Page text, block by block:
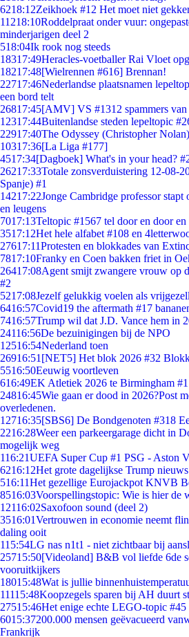
6218:12Zeikhoek #12 Het moet niet
11218:10Roddelpraat onder vuur:
minderjarigen deel 2
518:04Ik rook nog steeds
18317:49Heracles-voetballer Rai Vloet
18217:48[Wielrennen #616] Brennan!
22717:46Nederlandse plaatsnamen
een bord telt
26817:45[AMV] VS #1312 spammers van
12317:44Buitenlandse steden lepeltopic
22917:40The Odyssey (Christopher
10317:36[La Liga #177]
4517:34[Dagboek] What's in your head?
26217:33Totale zonsverduistering 12-08-
Spanje) #1
14217:22Jonge Cambridge professor stapt
en leugens
7017:13Teltopic #1567 tel door en door en
3517:12Het hele alfabet #108 en
27617:11Protesten en blokkades van
7817:10Franky en Coen bakken friet in
26417:08Agent smijt zwangere vrouw op
#2
5217:08Jezelf gelukkig voelen als
6416:57Covid19 the aftermath #17
7416:57Trump wil dat J.D. Vance hem in
24116:56De bezuinigingen bij de NPO
12516:54Nederland toen
26916:51 [NET5] Het blok 2026 #32
5516:50Eeuwig voortleven
616:49EK Atletiek 2026 te Birmingham #1
24816:45Wie gaan er dood in 2026?Post
overledenen.
12716:35[SBS6] De Bondgenoten #318
2216:28Weer een parkeergarage dicht in
mogelijk weg
116:21UEFA Super Cup #1 PSG - Aston
6216:12Het grote dagelijkse Trump
516:11Het gezellige Eurojackpot KNVB
8516:03Voorspellingstopic: Wie is hier de
12116:02Saxofoon sound (deel 2)
3516:01Vertrouwen in economie neemt
daling ooit
115:54LG nas n1t1 - niet zichtbaar bij
25715:50[Videoland] B&B vol liefde 6de
vooruitkijkers
18015:48Wat is jullie
11115:48Koopzegels sparen bij AH duurt
27515:46Het enige echte LEGO-topic
6015:37200.000 mensen geëvacueerd
Frankrijk